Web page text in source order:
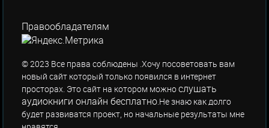
Анофриев Олег
Правообладателям
© 2023 Все права соблюдены .Хочу посоветовать вам
новый сайт который только появился в интернет
просторах. Это сайт на котором можнослушать
аудиокниги онлайн бесплатно.Не знаю как долго
будет развиватся проект, но начальные результаты мне